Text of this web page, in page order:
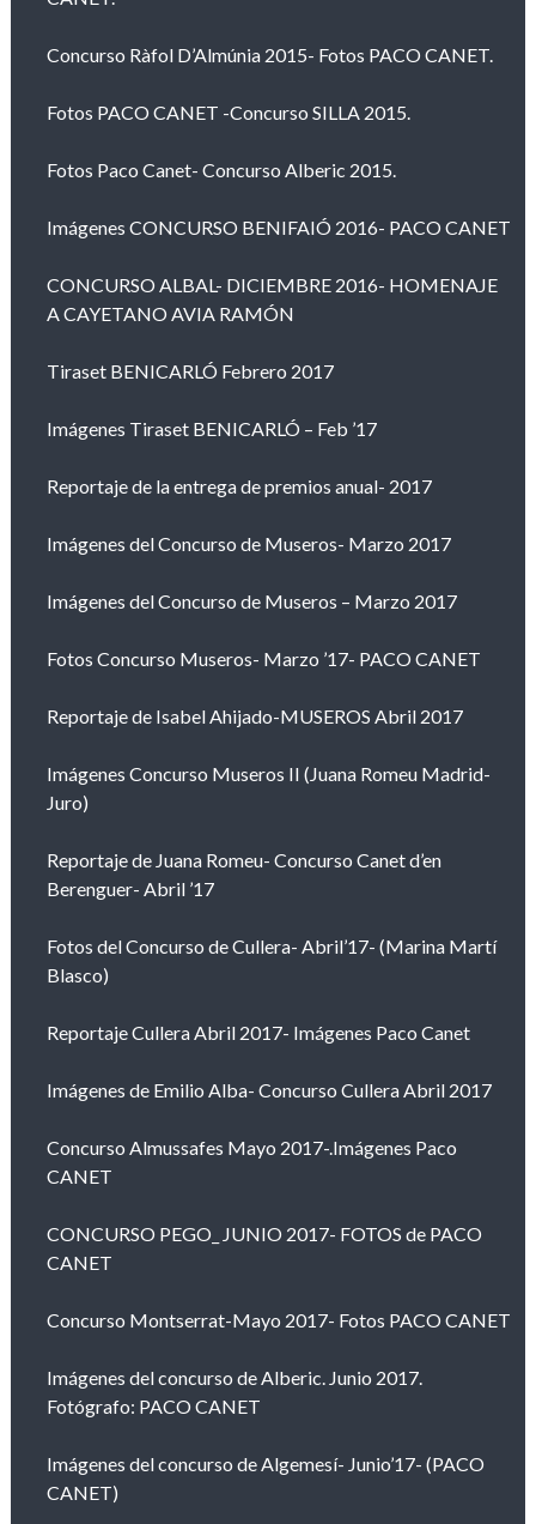
Concurso Ràfol D’Almúnia 2015- Fotos PACO CANET.
Fotos PACO CANET -Concurso SILLA 2015.
Fotos Paco Canet- Concurso Alberic 2015.
Imágenes CONCURSO BENIFAIÓ 2016- PACO CANET
CONCURSO ALBAL- DICIEMBRE 2016- HOMENAJE
A CAYETANO AVIA RAMÓN
Tiraset BENICARLÓ Febrero 2017
Imágenes Tiraset BENICARLÓ – Feb ’17
Reportaje de la entrega de premios anual- 2017
Imágenes del Concurso de Museros- Marzo 2017
Imágenes del Concurso de Museros – Marzo 2017
Fotos Concurso Museros- Marzo ’17- PACO CANET
Reportaje de Isabel Ahijado-MUSEROS Abril 2017
Imágenes Concurso Museros II (Juana Romeu Madrid-
Juro)
Reportaje de Juana Romeu- Concurso Canet d’en
Berenguer- Abril ’17
Fotos del Concurso de Cullera- Abril’17- (Marina Martí
Blasco)
Reportaje Cullera Abril 2017- Imágenes Paco Canet
Imágenes de Emilio Alba- Concurso Cullera Abril 2017
Concurso Almussafes Mayo 2017-.Imágenes Paco
CANET
CONCURSO PEGO_ JUNIO 2017- FOTOS de PACO
CANET
Concurso Montserrat-Mayo 2017- Fotos PACO CANET
Imágenes del concurso de Alberic. Junio 2017.
Fotógrafo: PACO CANET
Imágenes del concurso de Algemesí- Junio’17- (PACO
CANET)